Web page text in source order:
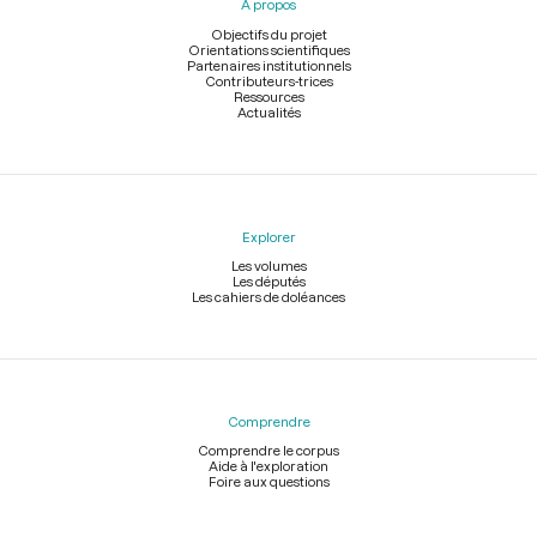
À propos
Objectifs du projet
Orientations scientifiques
Partenaires institutionnels
Contributeurs-trices
Ressources
Actualités
Explorer
Les volumes
Les députés
Les cahiers de doléances
Comprendre
Comprendre le corpus
Aide à l'exploration
Foire aux questions